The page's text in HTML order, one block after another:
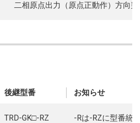
二相原点出力（原点正動作）方向
後継型番 お知らせ
TRD-GK□-RZ -Rは-RZに型番統